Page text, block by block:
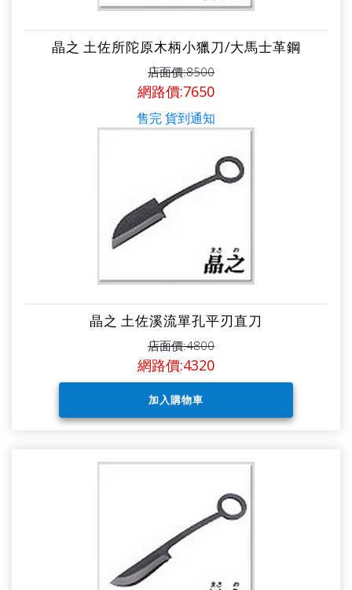
晶之 土佐所陀原木柄小獵刀/大馬士革鋼
店面價:8500
網路價:7650
售完 貨到通知
晶之 土佐溪流單孔平刃直刀
店面價:4800
網路價:4320